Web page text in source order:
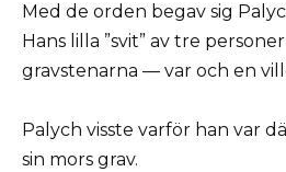
Med de orden begav sig
Hans lilla ”svit” av tre
gravstenarna — var och en
Palych visste varför han var
sin mors grav.